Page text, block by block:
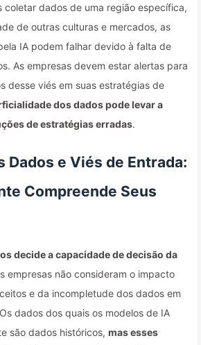
coletar dados de uma região específica,
de outras culturas e mercados, as
IA podem falhar devido à falta de
As empresas devem estar alertas para
desse viés em suas estratégias de
dos dados pode levar a
de estratégias erradas.
Dados e Viés de Entrada:
Compreende Seus
decide a capacidade de decisão da
empresas não consideram o impacto
e da incompletude dos dados em
dados dos quais os modelos de IA
são dados históricos, mas esses